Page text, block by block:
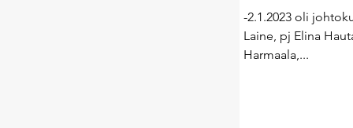
-2.1.2023 oli
Laine, pj Elina
Harmaala,...